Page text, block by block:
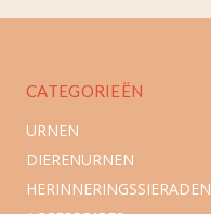
CATEGORIEËN
URNEN
DIERENURNEN
HERINNERINGSSIERADEN